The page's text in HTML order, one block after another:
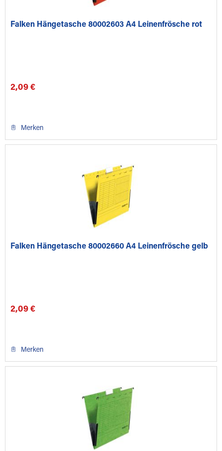
Falken Hängetasche 80002603 A4 Leinenfrösche rot
2,09 €
Merken
Falken Hängetasche 80002660 A4 Leinenfrösche gelb
2,09 €
Merken